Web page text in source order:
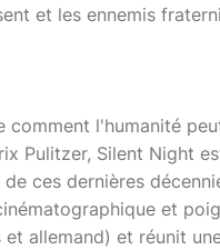
et les ennemis
comment l'humanité
Pulitzer, Silent Night
ces dernières
et
allemand) et réunit